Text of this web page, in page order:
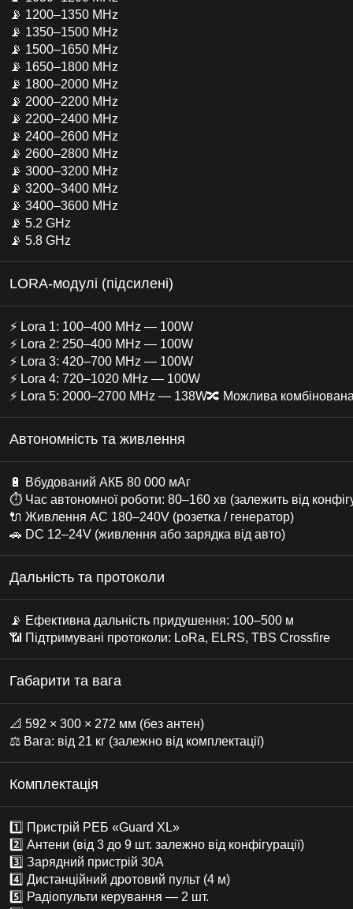
📡 1200–1350 MHz
📡 1350–1500 MHz
📡 1500–1650 MHz
📡 1650–1800 MHz
📡 1800–2000 MHz
📡 2000–2200 MHz
📡 2200–2400 MHz
📡 2400–2600 MHz
📡 2600–2800 MHz
📡 3000–3200 MHz
📡 3200–3400 MHz
📡 3400–3600 MHz
📡 5.2 GHz
📡 5.8 GHz
LORA-модулі (підсилені)
⚡ Lora 1: 100–400 MHz — 100W
⚡ Lora 2: 250–400 MHz — 100W
⚡ Lora 3: 420–700 MHz — 100W
⚡ Lora 4: 720–1020 MHz — 100W
⚡ Lora 5: 2000–2700 MHz — 138W🔀 Можлива
Автономність та живлення
🔋 Вбудований АКБ 80 000 мАг
⏱ Час автономної роботи: 80–160 хв (залежить від
🔌 Живлення AC 180–240V (розетка / генератор)
🚗 DC 12–24V (живлення або зарядка від авто)
Дальність та протоколи
📡 Ефективна дальність придушення: 100–500 м
📶 Підтримувані протоколи: LoRa, ELRS, TBS Crossfire
Габарити та вага
📐 592 × 300 × 272 мм (без антен)
⚖️ Вага: від 21 кг (залежно від комплектації)
Комплектація
1️⃣ Пристрій РЕБ «Guard XL»
2️⃣ Антени (від 3 до 9 шт. залежно від конфігурації)
3️⃣ Зарядний пристрій 30А
4️⃣ Дистанційний дротовий пульт (4 м)
5️⃣ Радіопульти керування — 2 шт.